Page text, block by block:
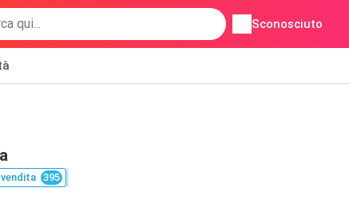
Sconosciuto
395